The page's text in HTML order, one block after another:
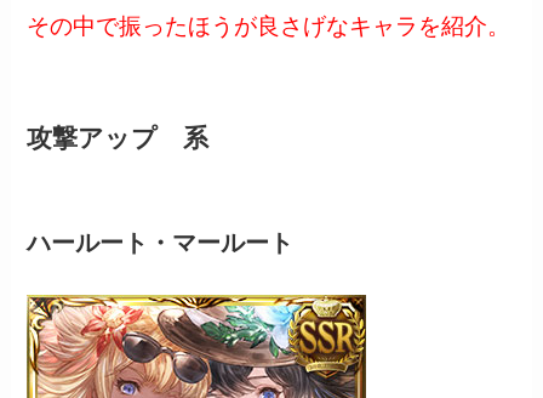
その中で振ったほうが良さげなキャラを紹介。
攻撃アップ 系
ハールート・マールート